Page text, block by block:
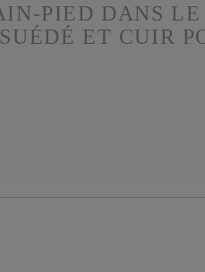
PIED DANS
ET CUIR